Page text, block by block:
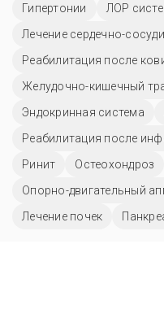
Гипертонии
ЛОР
Лечение сердечно-
Реабилитация после
Желудочно-кишечный
Эндокринная система
Реабилитация после
Ринит
Остеохондроз
Опорно-двигательный
Лечение почек